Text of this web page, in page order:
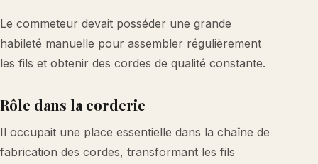
Le commeteur devait posséder une grande
habileté manuelle pour assembler régulièrement
les fils et obtenir des cordes de qualité constante.
Rôle dans la corderie
Il occupait une place essentielle dans la chaîne de
fabrication des cordes, transformant les fils